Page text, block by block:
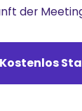
der
Kostenlos